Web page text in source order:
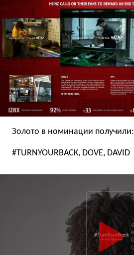
Золото в номинации получили:
#TURNYOURBACK, DOVE, DAVID